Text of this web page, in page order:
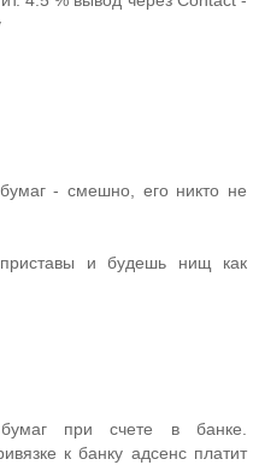
- смешно, его никто не
приставы и будешь нищ как
при счете в банке.
к банку адсенс платит